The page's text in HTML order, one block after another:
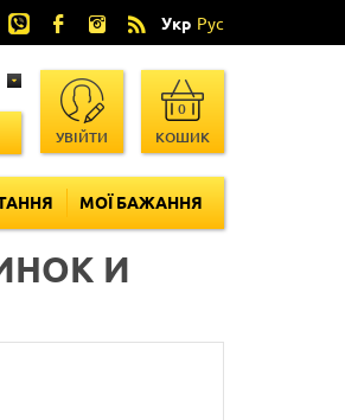
Укр Рус
УВІЙТИ КОШИК
0
МОЇ БАЖАННЯ
И